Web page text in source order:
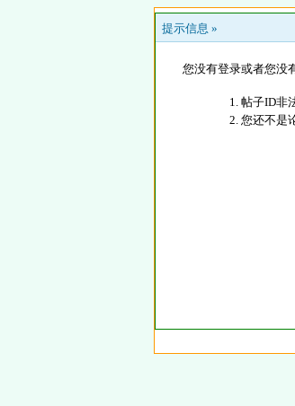
提示信息 »
您没有登录或者您没
帖子ID非
您还不是